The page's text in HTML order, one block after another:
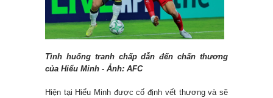
Tình huống tranh chấp dẫn đến chấn thương
của Hiểu Minh - Ảnh: AFC
Hiện tại Hiểu Minh được cố định vết thương và sẽ